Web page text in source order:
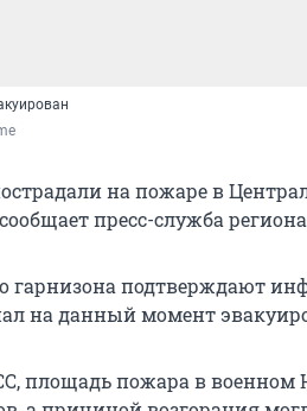
на пожаре в
пресс-служба
гарнизона подтверждают
на данный момент
площадь пожара в военном